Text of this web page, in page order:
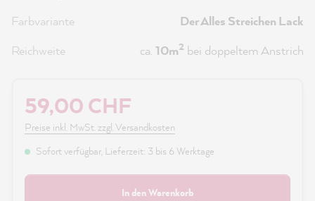
Farbvariante
Der Alles Streichen Lack
Reichweite
ca. 10m2 bei doppeltem Anstrich
59,00 CHF
Preise inkl. MwSt. zzgl. Versandkosten
Sofort verfügbar, Lieferzeit: 3 bis 6 Werktage
In den Warenkorb